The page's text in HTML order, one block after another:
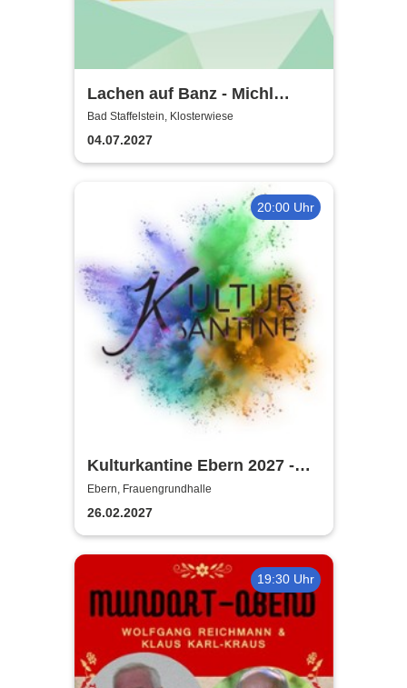
Lachen auf Banz - Michl
Müller lädt ein
Bad Staffelstein, Klosterwiese
04.07.2027
20:00 Uhr
Kulturkantine Ebern 2027 -
Purer Zufall
Ebern, Frauengrundhalle
26.02.2027
19:30 Uhr